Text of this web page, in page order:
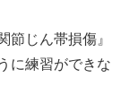
じん帯損傷』
に練習ができな